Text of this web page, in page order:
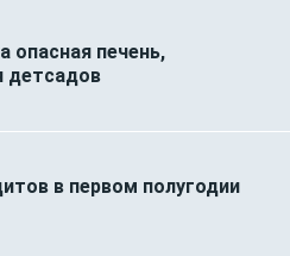
опасная печень,
детсадов
в первом полугодии